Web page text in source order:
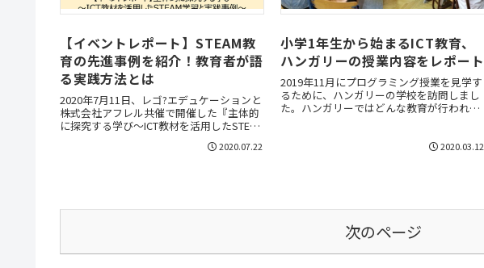
【イベントレポート】STEAM教
育の先進事例を紹介！教育者が語
る実践方法とは
2020年7月11日、レゴ?エデュケーションと
株式会社アフレル共催で開催した『主体的
に探究する学び～ICT教材を活用したSTEAM
学習と実践事例～』の様子をレポートしま
2020.07.22
小学1年生から始まるICT教育、
ハンガリーの授業内容をレポート
2019年11月にプログラミング授業を見学す
るために、ハンガリーの学校を訪問しまし
た。ハンガリーではどんな教育が行われて
2020.03.12
次のページ